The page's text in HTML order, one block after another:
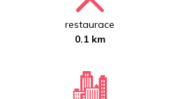
restaurace
0.1 km